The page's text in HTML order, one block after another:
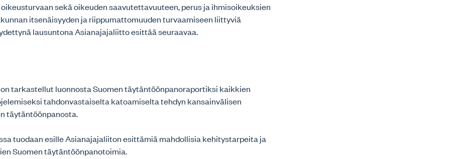
sekä oikeuden saavutettavuuteen, perus ja ihmisoikeuksien
itsenäisyyden ja riippumattomuuden turvaamiseen liittyviä
lausuntona Asianajajaliitto esittää seuraavaa.
tarkastellut luonnosta Suomen täytäntöönpanoraportiksi kaikkien
tahdonvastaiselta katoamiselta tehdyn kansainvälisen
täytäntöönpanosta.
tuodaan esille Asianajajaliiton esittämiä mahdollisia kehitystarpeita ja
Suomen täytäntöönpanotoimia.